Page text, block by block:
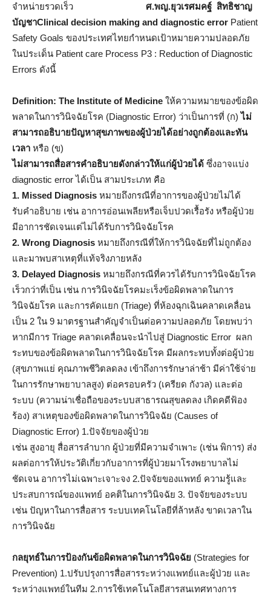
จำหน่ายรวดเร็ว ศ.พญ.ยุวเรศมคฐ์ สิทธิชาญ
บัญชาClinical decision making and diagnostic error Patient
Safety Goals ของประเทศไทยกำหนดเป้าหมายความปลอดภัย
ในประเด็น Patient care Process P3 : Reduction of Diagnostic
Errors ดังนี้
Definition: The Institute of Medicine ให้ความหมายของข้อผิด
พลาดในการวินิจฉัยโรค (Diagnostic Error) ว่าเป็นการที่ (ก)ไม่
สามารถอธิบายปัญหาสุขภาพของผู้ป่วยได้อย่างถูกต้องและทัน
เวลา หรือ (ข)
ไม่สามารถสื่อสารคำอธิบายดังกล่าวให้แก่ผู้ป่วยได้ ซึ่งอาจแบ่ง
diagnostic error ได้เป็น สามประเภท คือ
1. Missed Diagnosis หมายถึงกรณีที่อาการของผู้ป่วยไม่ได้
รับคำอธิบาย เช่น อาการอ่อนเพลียหรือเจ็บปวดเรื้อรัง หรือผู้ป่วย
มีอาการชัดเจนแต่ไม่ได้รับการวินิจฉัยโรค
2. Wrong Diagnosis หมายถึงกรณีที่ให้การวินิจฉัยที่ไม่ถูกต้อง
และมาพบสาเหตุที่แท้จริงภายหลัง
3. Delayed Diagnosis หมายถึงกรณีที่ควรได้รับการวินิจฉัยโรค
เร็วกว่าที่เป็น เช่น การวินิจฉัยโรคมะเร็งข้อผิดพลาดในการ
วินิจฉัยโรค และการคัดแยก (Triage) ที่ห้องฉุกเฉินคลาดเคลื่อน
เป็น 2 ใน 9 มาตรฐานสำคัญจำเป็นต่อความปลอดภัย โดยพบว่า
หากมีการ Triage คลาดเคลื่อนจะนำไปสู่ Diagnostic Error ผลก
ระทบของข้อผิดพลาดในการวินิจฉัยโรค มีผลกระทบทั้งต่อผู้ป่วย
(สุขภาพแย่ คุณภาพชีวิตลดลง เข้าถึงการรักษาล่าช้า มีค่าใช้จ่าย
ในการรักษาพยาบาลสูง) ต่อครอบครัว (เครียด กังวล) และต่อ
ระบบ (ความน่าเชื่อถือของระบบสาธารณสุขลดลง เกิดคดีฟ้อง
ร้อง) สาเหตุของข้อผิดพลาดในการวินิจฉัย (Causes of
Diagnostic Error) 1.ปัจจัยของผู้ป่วย
เช่น สูงอายุ สื่อสารลำบาก ผู้ป่วยที่มีความจำเพาะ (เช่น พิการ) ส่ง
ผลต่อการให้ประวัติเกี่ยวกับอาการที่ผู้ป่วยมาโรงพยาบาลไม่
ชัดเจน อาการไม่เฉพาะเจาะจง 2.ปัจจัยของแพทย์ ความรู้และ
ประสบการณ์ของแพทย์ อคติในการวินิจฉัย 3. ปัจจัยของระบบ
เช่น ปัญหาในการสื่อสาร ระบบเทคโนโลยีที่ล้าหลัง ขาดเวลาใน
การวินิจฉัย
กลยุทธ์ในการป้องกันข้อผิดพลาดในการวินิจฉัย (Strategies for
Prevention) 1.ปรับปรุงการสื่อสารระหว่างแพทย์และผู้ป่วย และ
ระหว่างแพทย์ในทีม 2.การใช้เทคโนโลยีสารสนเทศทางการ